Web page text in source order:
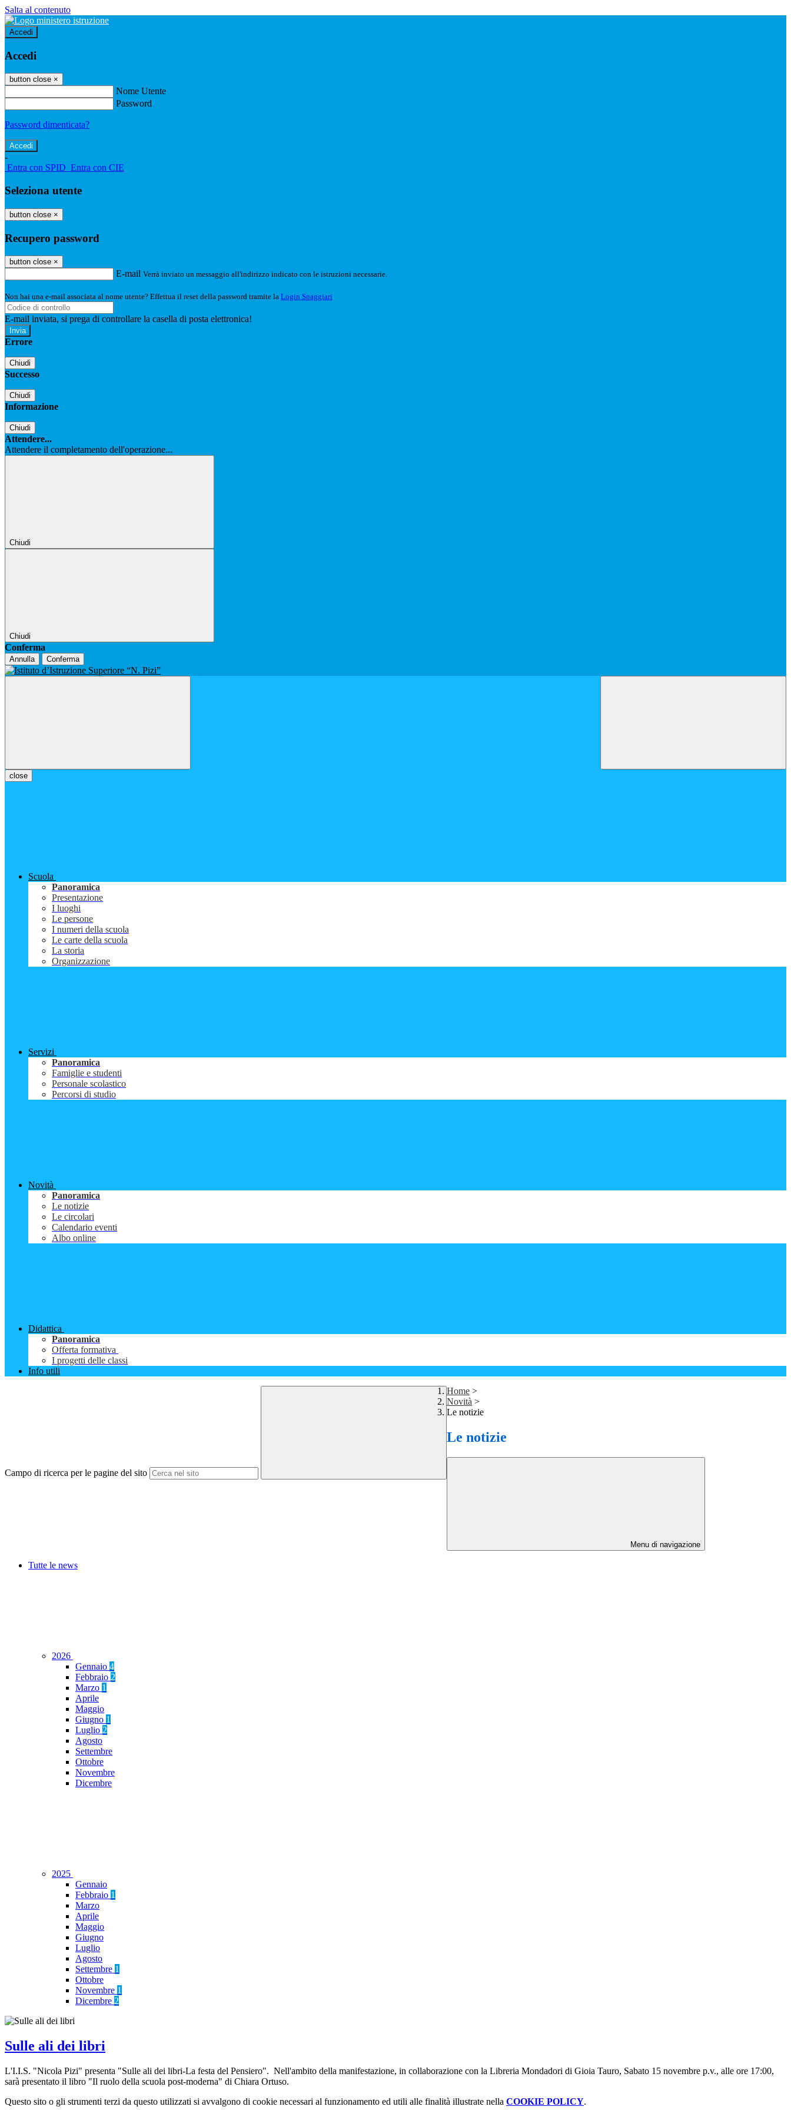
Salta al contenuto
Accedi
Accedi
button close ×
Nome Utente
Password
Password dimenticata?
-
Entra con SPID Entra con CIE
Seleziona utente
button close ×
Recupero password
button close ×
E-mail Verrà inviato un messaggio all'indirizzo indicato con le istruzioni necessarie.
Non hai una e-mail associata al nome utente? Effettua il reset della password tramite la Login Spaggiari
E-mail inviata, si prega di controllare la casella di posta elettronica!
Errore
Chiudi
Successo
Chiudi
Informazione
Chiudi
Attendere...
Attendere il completamento dell'operazione...
Chiudi
Chiudi
Conferma
Annulla Conferma
close
Scuola
Panoramica
Presentazione
I luoghi
Le persone
I numeri della scuola
Le carte della scuola
La storia
Organizzazione
Servizi
Panoramica
Famiglie e studenti
Personale scolastico
Percorsi di studio
Novità
Panoramica
Le notizie
Le circolari
Calendario eventi
Albo online
Didattica
Panoramica
Offerta formativa
I progetti delle classi
Info utili
Campo di ricerca per le pagine del sito
Home >
Novità >
Le notizie
Le notizie
Menu di navigazione
Tutte le news
2026
Gennaio 4
Febbraio 2
Marzo 1
Aprile
Maggio
Giugno 1
Luglio 2
Agosto
Settembre
Ottobre
Novembre
Dicembre
2025
Gennaio
Febbraio 1
Marzo
Aprile
Maggio
Giugno
Luglio
Agosto
Settembre 1
Ottobre
Novembre 1
Dicembre 2
Sulle ali dei libri
L'I.I.S. "Nicola Pizi" presenta "Sulle ali dei libri-La festa del Pensiero". Nell'ambito della manifestazione, in collaborazione con la Libreria Mondadori di Gioia Tauro, Sabato 15 novembre p.v., alle ore 17:00,
sarà presentato il libro "Il ruolo della scuola post-moderna" di Chiara Ortuso.
Questo sito o gli strumenti terzi da questo utilizzati si avvalgono di cookie necessari al funzionamento ed utili alle finalità illustrate nella COOKIE POLICY.